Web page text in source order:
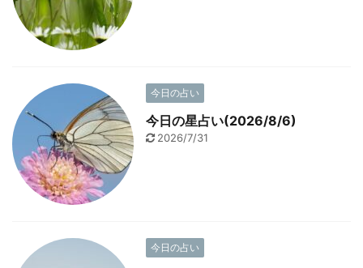
今日の占い
今日の星占い(2026/8/6)
2026/7/31
今日の占い